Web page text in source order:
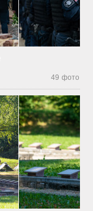
49 фото